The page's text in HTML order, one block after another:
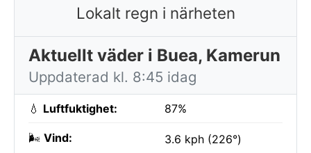
Lokalt regn i närheten
Aktuellt väder i Buea, Kamerun
Uppdaterad kl. 8:45 idag
💧 Luftfuktighet: 87%
🌬️ Vind: 3.6 kph (226°)